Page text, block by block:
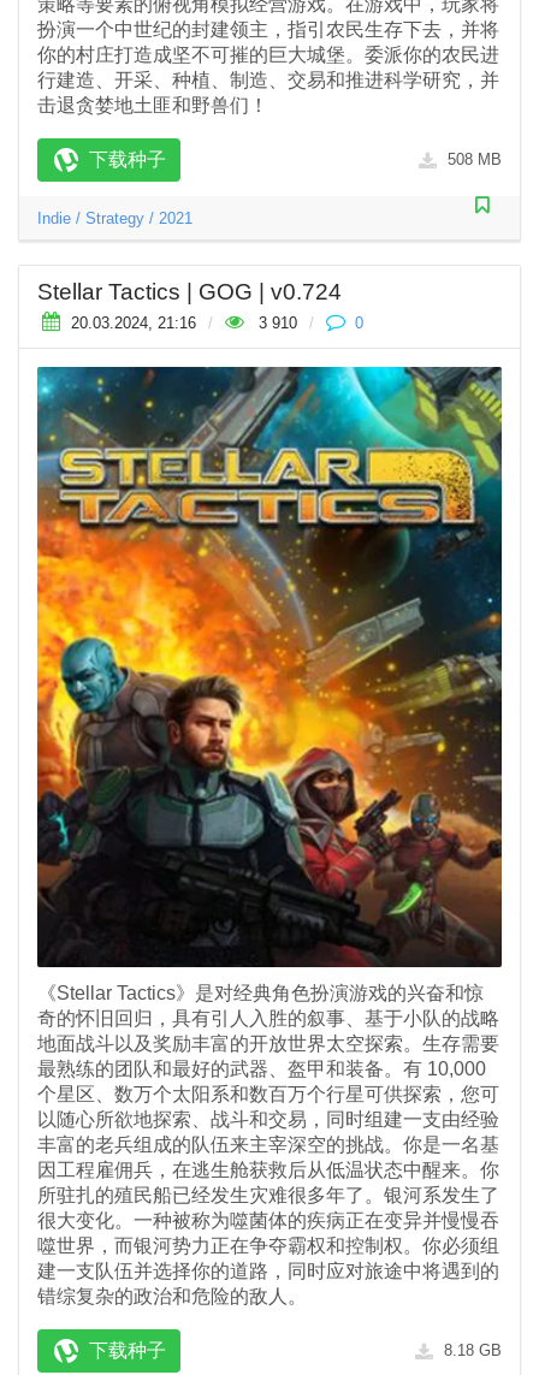
扮演一个中世纪的封建领主，指引农民生存下去，并将
你的村庄打造成坚不可摧的巨大城堡。委派你的农民进
行建造、开采、种植、制造、交易和推进科学研究，并
击退贪婪地土匪和野兽们！
下载种子 508 MB
Indie / Strategy / 2021
Stellar Tactics | GOG | v0.724
20.03.2024, 21:16 / 3 910 / 0
《Stellar Tactics》是对经典角色扮演游戏的兴奋和惊
奇的怀旧回归，具有引人入胜的叙事、基于小队的战略
地面战斗以及奖励丰富的开放世界太空探索。生存需要
最熟练的团队和最好的武器、盔甲和装备。有 10,000
个星区、数万个太阳系和数百万个行星可供探索，您可
以随心所欲地探索、战斗和交易，同时组建一支由经验
丰富的老兵组成的队伍来主宰深空的挑战。你是一名基
因工程雇佣兵，在逃生舱获救后从低温状态中醒来。你
所驻扎的殖民船已经发生灾难很多年了。银河系发生了
很大变化。一种被称为噬菌体的疾病正在变异并慢慢吞
噬世界，而银河势力正在争夺霸权和控制权。你必须组
建一支队伍并选择你的道路，同时应对旅途中将遇到的
错综复杂的政治和危险的敌人。
下载种子 8.18 GB